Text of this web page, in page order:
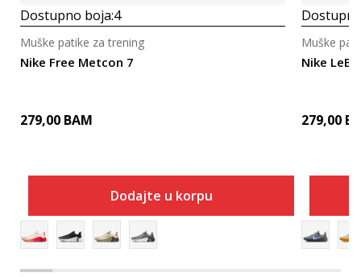
Dostupno boja:4
Nike Free Metcon 7
Muške patike za trening
279,00 BAM
Dodajte u korpu
Nike
Muške
279,00